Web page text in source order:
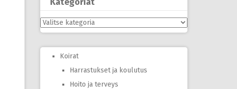
Kategoriat
Koirat
Harrastukset ja koulutus
Hoito ja terveys